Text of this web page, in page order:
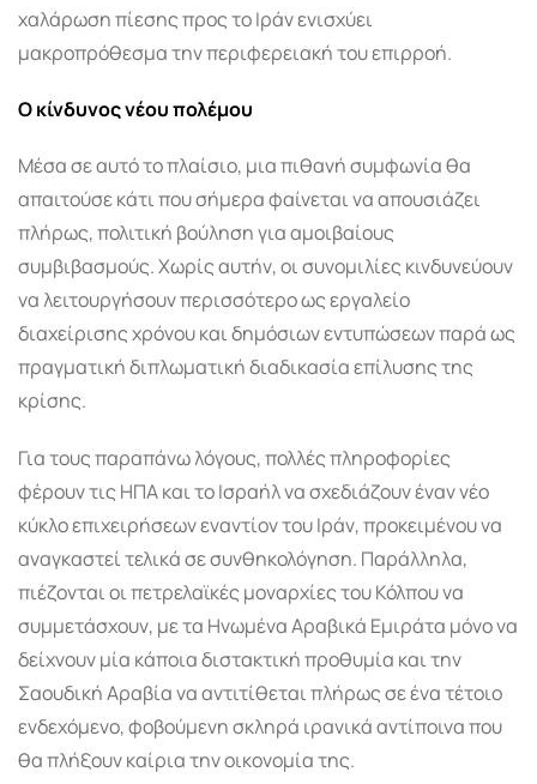
χαλάρωση πίεσης προς το Ιράν ενισχύει
μακροπρόθεσμα την περιφερειακή του επιρροή.
Ο κίνδυνος νέου πολέμου
Μέσα σε αυτό το πλαίσιο, μια πιθανή συμφωνία θα
απαιτούσε κάτι που σήμερα φαίνεται να απουσιάζει
πλήρως, πολιτική βούληση για αμοιβαίους
συμβιβασμούς. Χωρίς αυτήν, οι συνομιλίες κινδυνεύουν
να λειτουργήσουν περισσότερο ως εργαλείο
διαχείρισης χρόνου και δημόσιων εντυπώσεων παρά ως
πραγματική διπλωματική διαδικασία επίλυσης της
κρίσης.
Για τους παραπάνω λόγους, πολλές πληροφορίες
φέρουν τις ΗΠΑ και το Ισραήλ να σχεδιάζουν έναν νέο
κύκλο επιχειρήσεων εναντίον του Ιράν, προκειμένου να
αναγκαστεί τελικά σε συνθηκολόγηση. Παράλληλα,
πιέζονται οι πετρελαϊκές μοναρχίες του Κόλπου να
συμμετάσχουν, με τα Ηνωμένα Αραβικά Εμιράτα μόνο να
δείχνουν μία κάποια διστακτική προθυμία και την
Σαουδική Αραβία να αντιτίθεται πλήρως σε ένα τέτοιο
ενδεχόμενο, φοβούμενη σκληρά ιρανικά αντίποινα που
θα πλήξουν καίρια την οικονομία της.